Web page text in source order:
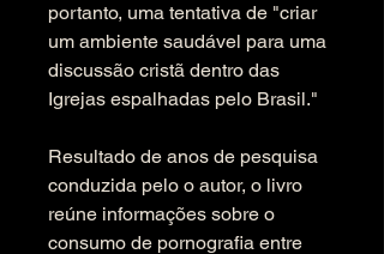
portanto, uma tentativa de "criar
um ambiente saudável para uma
discussão cristã dentro das
Igrejas espalhadas pelo Brasil."
Resultado de anos de pesquisa
conduzida pelo o autor, o livro
reúne informações sobre o
consumo de pornografia entre